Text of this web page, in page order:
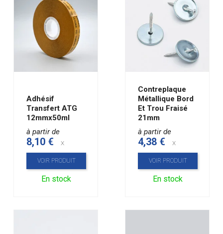
Adhésif
Transfert ATG
12mmx50ml
à partir de
8,10 € x
VOIR PRODUIT
En stock
Contreplaque
Métallique Bord
Et Trou Fraisé
21mm
à partir de
4,38 € x
VOIR PRODUIT
En stock